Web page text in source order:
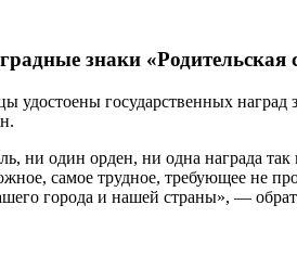
знаки «Родительская
удостоены государственных наград
ни один орден, ни одна награда так
самое трудное, требующее не
города и нашей страны», —